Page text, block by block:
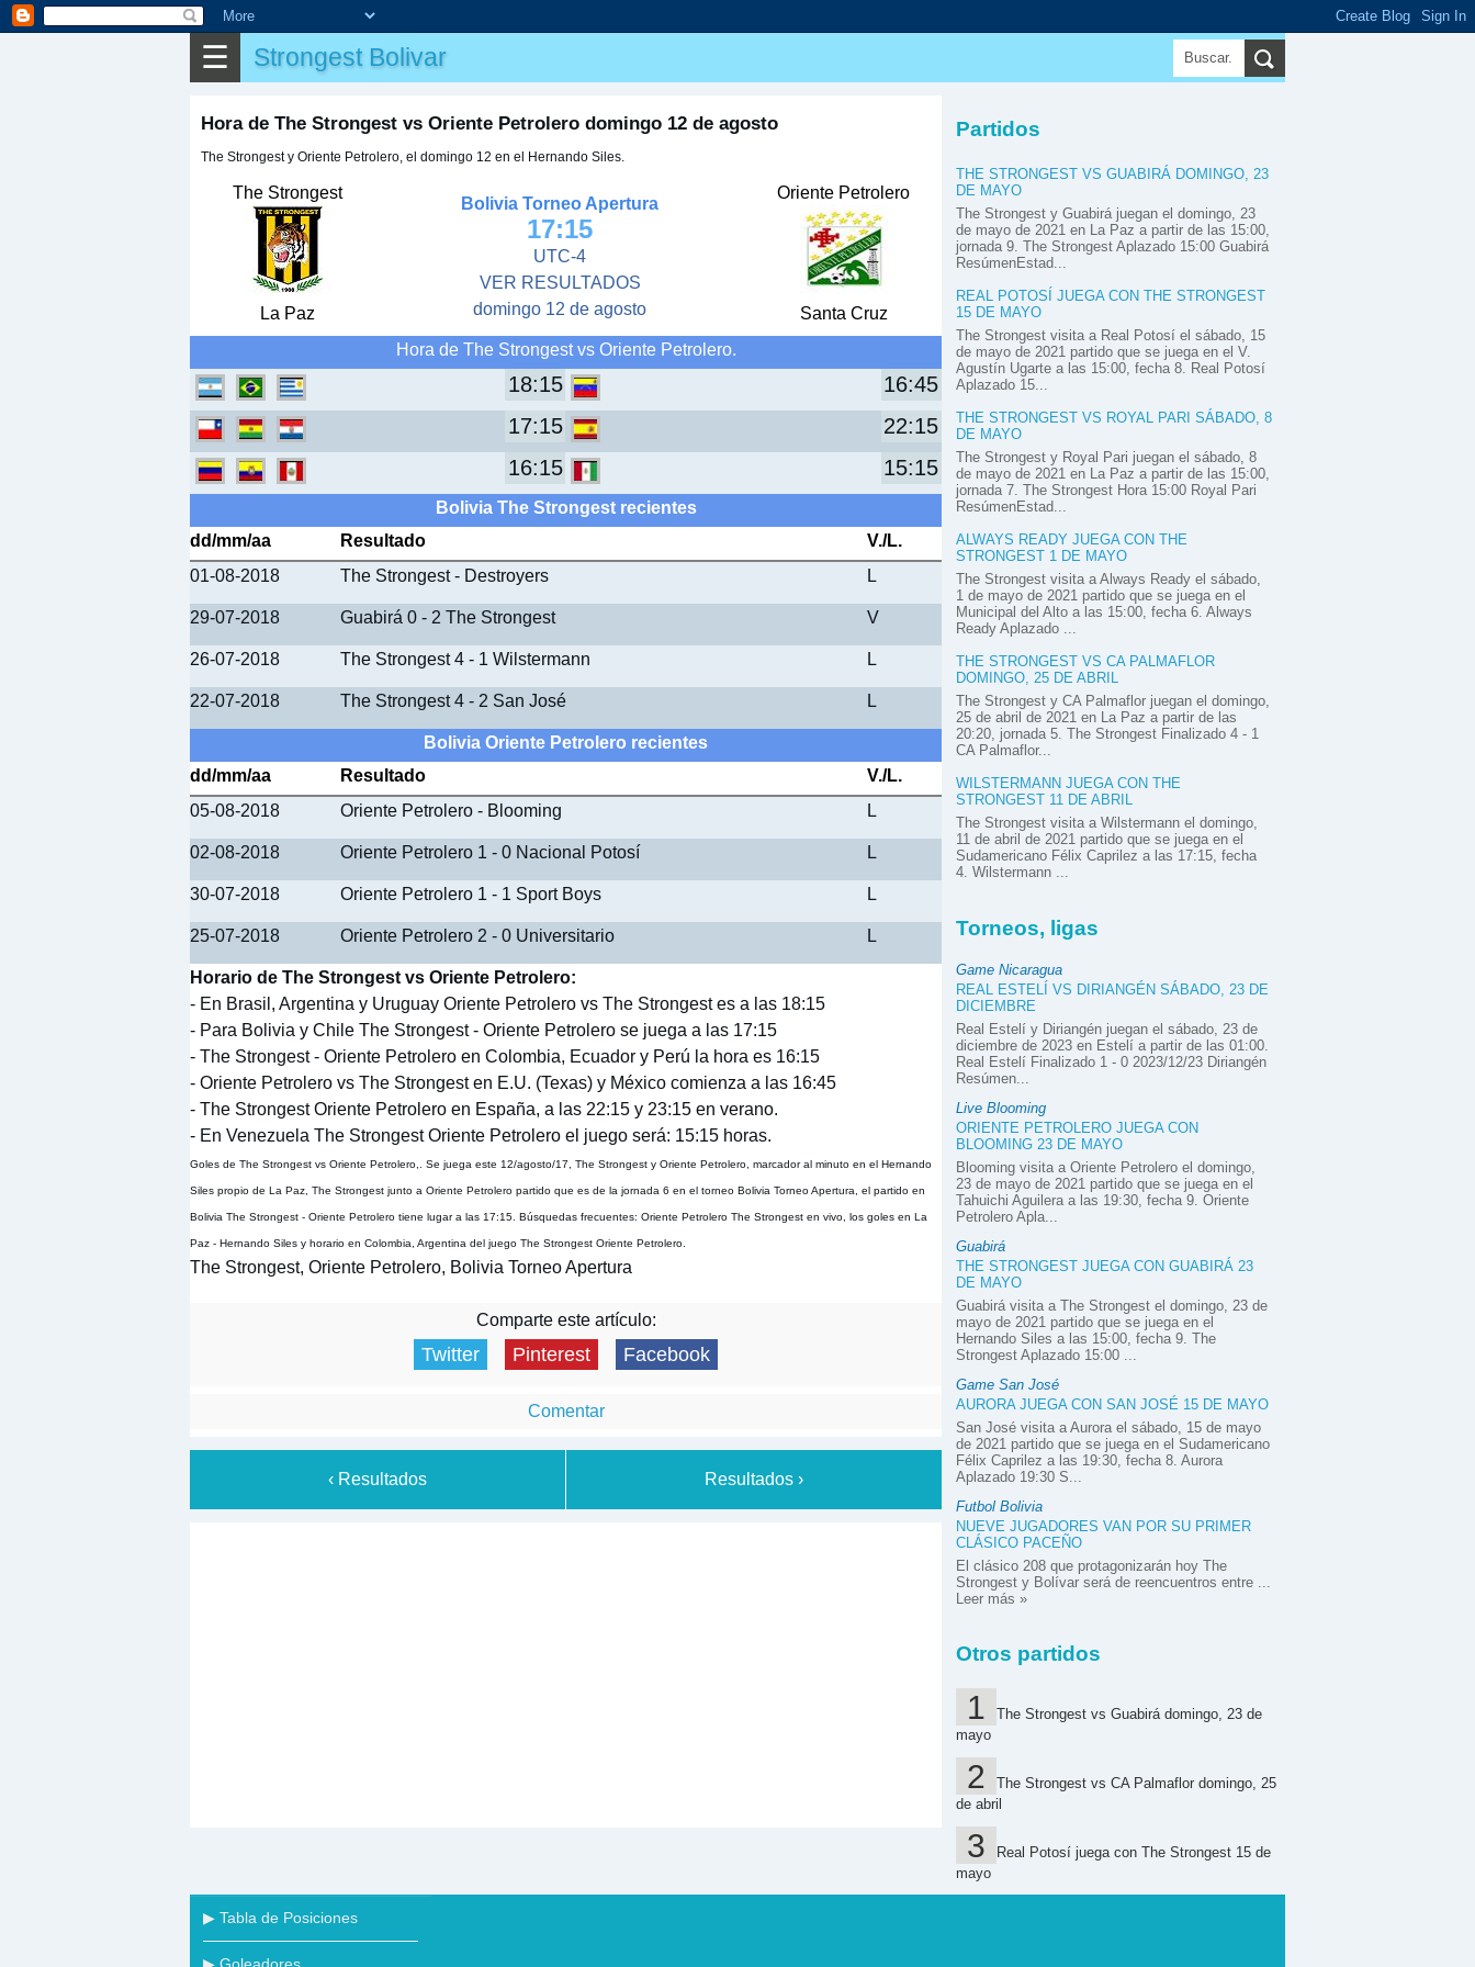
☰ Strongest Bolivar
Hora de The Strongest vs Oriente Petrolero domingo 12 de agosto
The Strongest y Oriente Petrolero, el domingo 12 en el Hernando Siles.
The Strongest
La Paz
Bolivia Torneo Apertura
17:15
UTC-4
VER RESULTADOS
domingo 12 de agosto
Oriente Petrolero
Santa Cruz
Hora de The Strongest vs Oriente Petrolero.
18:15
16:45
17:15
22:15
16:15
15:15
Bolivia The Strongest recientes
dd/mm/aa
Resultado
V./L.
01-08-2018
The Strongest - Destroyers L
29-07-2018 Guabirá 0 - 2 The Strongest V
26-07-2018 The Strongest 4 - 1 Wilstermann L
22-07-2018 The Strongest 4 - 2 San José L
Bolivia Oriente Petrolero recientes
dd/mm/aa
Resultado
V./L.
05-08-2018
Oriente Petrolero - Blooming L
02-08-2018 Oriente Petrolero 1 - 0 Nacional Potosí L
30-07-2018 Oriente Petrolero 1 - 1 Sport Boys L
25-07-2018 Oriente Petrolero 2 - 0 Universitario L
Horario de The Strongest vs Oriente Petrolero:
- En Brasil, Argentina y Uruguay Oriente Petrolero vs The Strongest es a las 18:15
- Para Bolivia y Chile The Strongest - Oriente Petrolero se juega a las 17:15
- The Strongest - Oriente Petrolero en Colombia, Ecuador y Perú la hora es 16:15
- Oriente Petrolero vs The Strongest en E.U. (Texas) y México comienza a las 16:45
- The Strongest Oriente Petrolero en España, a las 22:15 y 23:15 en verano.
- En Venezuela The Strongest Oriente Petrolero el juego será: 15:15 horas.
Goles de The Strongest vs Oriente Petrolero,. Se juega este 12/agosto/17, The Strongest y Oriente Petrolero, marcador al minuto en el Hernando
Siles propio de La Paz, The Strongest junto a Oriente Petrolero partido que es de la jornada 6 en el torneo Bolivia Torneo Apertura, el partido en
Bolivia The Strongest - Oriente Petrolero tiene lugar a las 17:15. Búsquedas frecuentes: Oriente Petrolero The Strongest en vivo, los goles en La
Paz - Hernando Siles y horario en Colombia, Argentina del juego The Strongest Oriente Petrolero.
The Strongest, Oriente Petrolero, Bolivia Torneo Apertura
Comparte este artículo:
Twitter Pinterest Facebook
Comentar
‹ Resultados Resultados ›
Partidos
THE STRONGEST VS GUABIRÁ DOMINGO, 23
DE MAYO
The Strongest y Guabirá juegan el domingo, 23
de mayo de 2021 en La Paz a partir de las 15:00,
jornada 9. The Strongest Aplazado 15:00 Guabirá
ResúmenEstad...
REAL POTOSÍ JUEGA CON THE STRONGEST
15 DE MAYO
The Strongest visita a Real Potosí el sábado, 15
de mayo de 2021 partido que se juega en el V.
Agustín Ugarte a las 15:00, fecha 8. Real Potosí
Aplazado 15...
THE STRONGEST VS ROYAL PARI SÁBADO, 8
DE MAYO
The Strongest y Royal Pari juegan el sábado, 8
de mayo de 2021 en La Paz a partir de las 15:00,
jornada 7. The Strongest Hora 15:00 Royal Pari
ResúmenEstad...
ALWAYS READY JUEGA CON THE
STRONGEST 1 DE MAYO
The Strongest visita a Always Ready el sábado,
1 de mayo de 2021 partido que se juega en el
Municipal del Alto a las 15:00, fecha 6. Always
Ready Aplazado ...
THE STRONGEST VS CA PALMAFLOR
DOMINGO, 25 DE ABRIL
The Strongest y CA Palmaflor juegan el domingo,
25 de abril de 2021 en La Paz a partir de las
20:20, jornada 5. The Strongest Finalizado 4 - 1
CA Palmaflor...
WILSTERMANN JUEGA CON THE
STRONGEST 11 DE ABRIL
The Strongest visita a Wilstermann el domingo,
11 de abril de 2021 partido que se juega en el
Sudamericano Félix Caprilez a las 17:15, fecha
4. Wilstermann ...
Torneos, ligas
Game Nicaragua
REAL ESTELÍ VS DIRIANGÉN SÁBADO, 23 DE
DICIEMBRE
Real Estelí y Diriangén juegan el sábado, 23 de
diciembre de 2023 en Estelí a partir de las 01:00.
Real Estelí Finalizado 1 - 0 2023/12/23 Diriangén
Resúmen...
Live Blooming
ORIENTE PETROLERO JUEGA CON
BLOOMING 23 DE MAYO
Blooming visita a Oriente Petrolero el domingo,
23 de mayo de 2021 partido que se juega en el
Tahuichi Aguilera a las 19:30, fecha 9. Oriente
Petrolero Apla...
Guabirá
THE STRONGEST JUEGA CON GUABIRÁ 23
DE MAYO
Guabirá visita a The Strongest el domingo, 23 de
mayo de 2021 partido que se juega en el
Hernando Siles a las 15:00, fecha 9. The
Strongest Aplazado 15:00 ...
Game San José
AURORA JUEGA CON SAN JOSÉ 15 DE MAYO
San José visita a Aurora el sábado, 15 de mayo
de 2021 partido que se juega en el Sudamericano
Félix Caprilez a las 19:30, fecha 8. Aurora
Aplazado 19:30 S...
Futbol Bolivia
NUEVE JUGADORES VAN POR SU PRIMER
CLÁSICO PACEÑO
El clásico 208 que protagonizarán hoy The
Strongest y Bolívar será de reencuentros entre ...
Leer más »
Otros partidos
The Strongest vs Guabirá domingo, 23 de
mayo
The Strongest vs CA Palmaflor domingo, 25
de abril
Real Potosí juega con The Strongest 15 de
mayo
▶ Partidos
✎ Otros
▶ Tabla de Posiciones